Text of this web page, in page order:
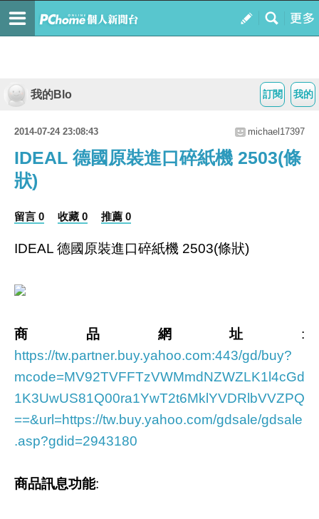
我的
訂閱
我的Blo
2014-07-24 23:08:43 michael17397
IDEAL 德國原裝進口碎紙機 2503(條
狀)
留言 0 收藏 0 推薦 0
IDEAL 德國原裝進口碎紙機 2503(條狀)
商品網址 :
https://tw.partner.buy.yahoo.com:443/gd/buy?
mcode=MV92TVFFTzVWMmdNZWZLK1l4cGd
1K3UwUS81Q00ra1YwT2t6MklYVDRlbVVZPQ
==&url=https://tw.buy.yahoo.com/gdsale/gdsale
.asp?gdid=2943180
商品訊息功能: